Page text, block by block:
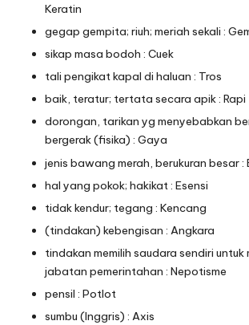
Keratin
gegap gempita; riuh; meriah sekali :
sikap masa bodoh : Cuek
tali pengikat kapal di haluan : Tros
baik, teratur; tertata secara apik : Rapi
dorongan, tarikan yg menyebabkan
bergerak (fisika) : Gaya
jenis bawang merah, berukuran besar :
hal yang pokok; hakikat : Esensi
tidak kendur; tegang : Kencang
(tindakan) kebengisan : Angkara
tindakan memilih saudara sendiri untuk
jabatan pemerintahan : Nepotisme
pensil : Potlot
sumbu (Inggris) : Axis